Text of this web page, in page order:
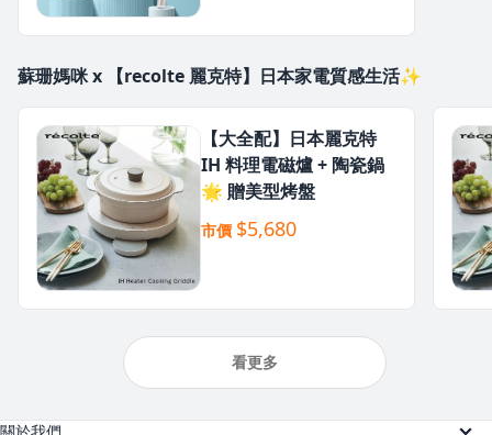
蘇珊媽咪 x 【recolte 麗克特】日本家電質感生活✨
【大全配】日本麗克特
IH 料理電磁爐 + 陶瓷鍋
🌟 贈美型烤盤
市價 $5,680
看更多
關於我們